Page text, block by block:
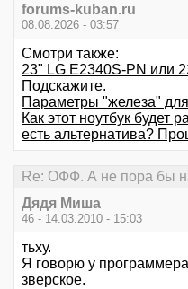
forums-kuban.ru
08.08.2026 - 03:57
Смотри также:
23" LG E2340S-PN или
Подскажите.
Параметры "железа"
Как этот ноутбук будет
есть альтернатива?
Re: ОФФ. А не пора бы
Дядя Миша
46 - 14.03.2010 - 15:03
тьху.
Я говорю у
зверское.